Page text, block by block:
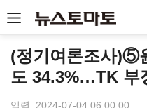
(정기여론조사)⑤
도 34.3%…TK 부
입력: 2024-07-04 06:00:00